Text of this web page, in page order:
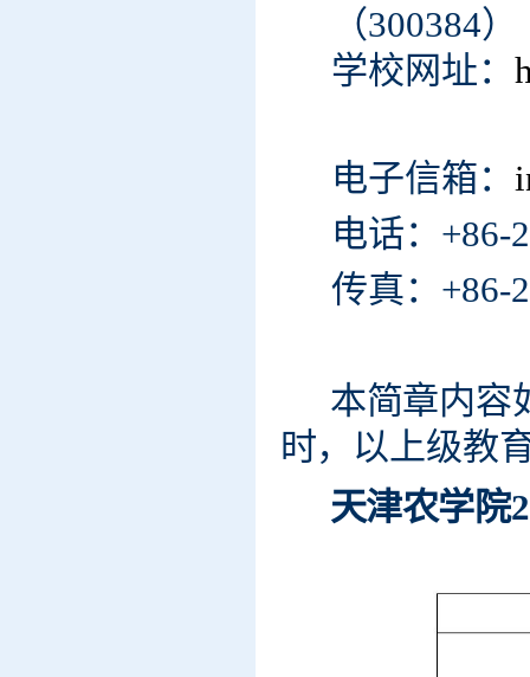
（300384）
学校网址：
电子信箱：
电话： +86-
传真： +86-
本简章内容
时， 以上级教
天津农学院